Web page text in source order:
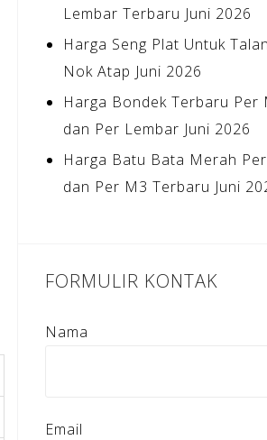
Lembar Terbaru Juni 2026
Harga Seng Plat Untuk
Nok Atap Juni 2026
Harga Bondek Terbaru Per
dan Per Lembar Juni 2026
Harga Batu Bata Merah
dan Per M3 Terbaru Juni
FORMULIR KONTAK
Nama
Email